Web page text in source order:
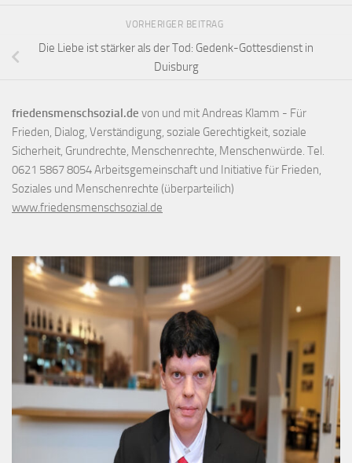
VORHERIGER BEITRAG
Die Liebe ist stärker als der Tod: Gedenk-Gottesdienst in
Duisburg
friedensmenschsozial.de von und mit Andreas Klamm - Für
Frieden, Dialog, Verständigung, soziale Gerechtigkeit, soziale
Sicherheit, Grundrechte, Menschenrechte, Menschenwürde. Tel.
0621 5867 8054 Arbeitsgemeinschaft und Initiative für Frieden,
Soziales und Menschenrechte (überparteilich)
www.friedensmenschsozial.de